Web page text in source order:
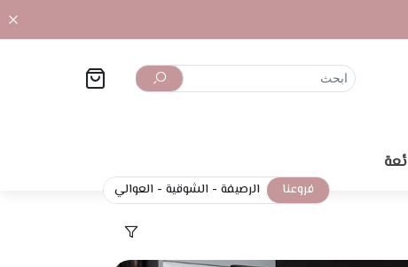
فروعنا الرصيفة - الشوقية - العوالي